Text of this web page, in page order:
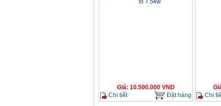
Giá: 10.500.000 VND
Chi tiết
Đặt hàng
Chi